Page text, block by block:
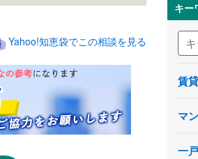
Yahoo!知恵袋でこの相談を見る
キー
賃
マ
一